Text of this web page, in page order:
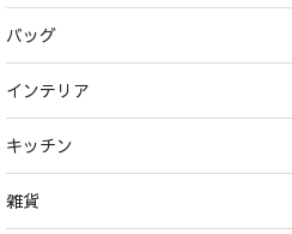
バッグ
インテリア
キッチン
雑貨